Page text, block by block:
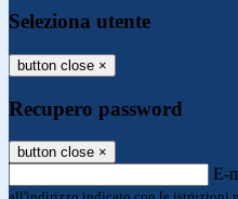
Seleziona utente
button close ×
Recupero password
button close ×
E-